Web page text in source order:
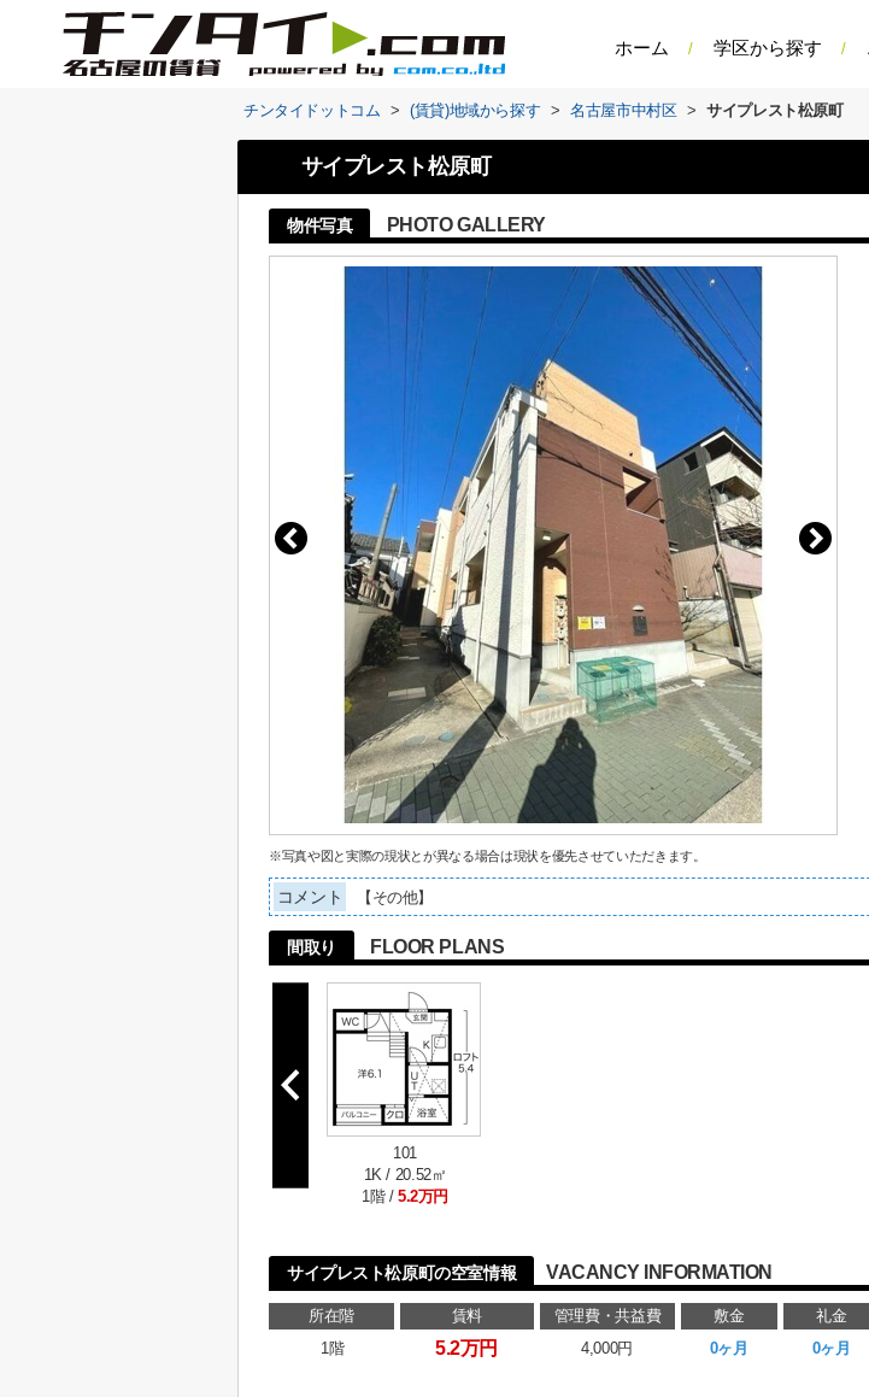
ホーム 学区から探す
チンタイドットコム > (賃貸)地域から探す > 名古屋市中村区 > サイプレスト松原町
サイプレスト松原町
物件写真 PHOTO GALLERY
※写真や図と実際の現状とが異なる場合は現状を優先させていただきます。
コメント 【その他】
間取り FLOOR PLANS
101
1K / 20.52㎡
1階 / 5.2万円
サイプレスト松原町の空室情報 VACANCY INFORMATION
所在階 賃料 管理費・共益費 敷金 礼金
1階
5.2万円 4,000円 0ヶ月 0ヶ月